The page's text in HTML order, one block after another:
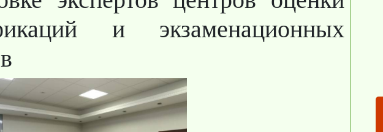
и экзаменационных